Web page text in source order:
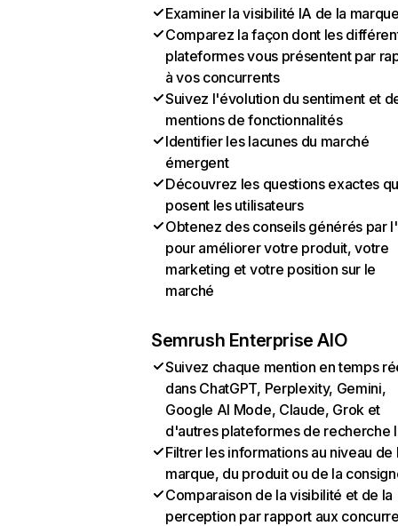
Examiner la visibilité IA de la
Comparez la façon dont les
plateformes vous présentent par
à vos concurrents
Suivez l'évolution du sentiment et
mentions de fonctionnalités
Identifier les lacunes du marché
émergent
Découvrez les questions exactes
posent les utilisateurs
Obtenez des conseils générés par
pour améliorer votre produit, votre
marketing et votre position sur le
marché
Semrush Enterprise AIO
Suivez chaque mention en temps
dans ChatGPT, Perplexity, Gemini,
Google AI Mode, Claude, Grok et
d'autres plateformes de recherche
Filtrer les informations au niveau de
marque, du produit ou de la
Comparaison de la visibilité et de la
perception par rapport aux